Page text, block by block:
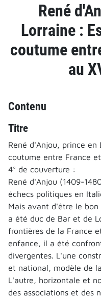
René
Lorraine :
coutume
au
Contenu
Titre
René d'Anjou, prince
coutume entre France et
4° de couverture :
René d'Anjou (1409-
échecs politiques en
Mais avant d'être le bon
a été duc de Bar et de
frontières de la France
enfance, il a été
divergentes. L'une
et national, modèle de
L'autre, horizontale et
des associations et des